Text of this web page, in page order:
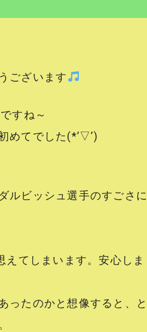
ございます
すね～
めてでした(*’▽’)
ルビッシュ選手のすごさに
えてしまいます。安心しま
ったのかと想像すると、と